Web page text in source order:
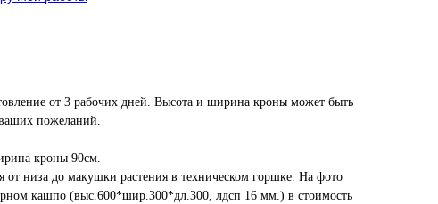
от 3 рабочих дней. Высота и ширина кроны может быть
пожеланий.
кроны 90см.
от низа до макушки растения в техническом горшке. На фото
кашпо (выс.600*шир.300*дл.300, лдсп 16 мм.) в стоимость